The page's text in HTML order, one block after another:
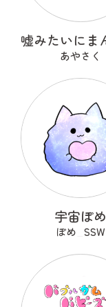
あやさく
宇宙ぽめ
ぽめ_SSW